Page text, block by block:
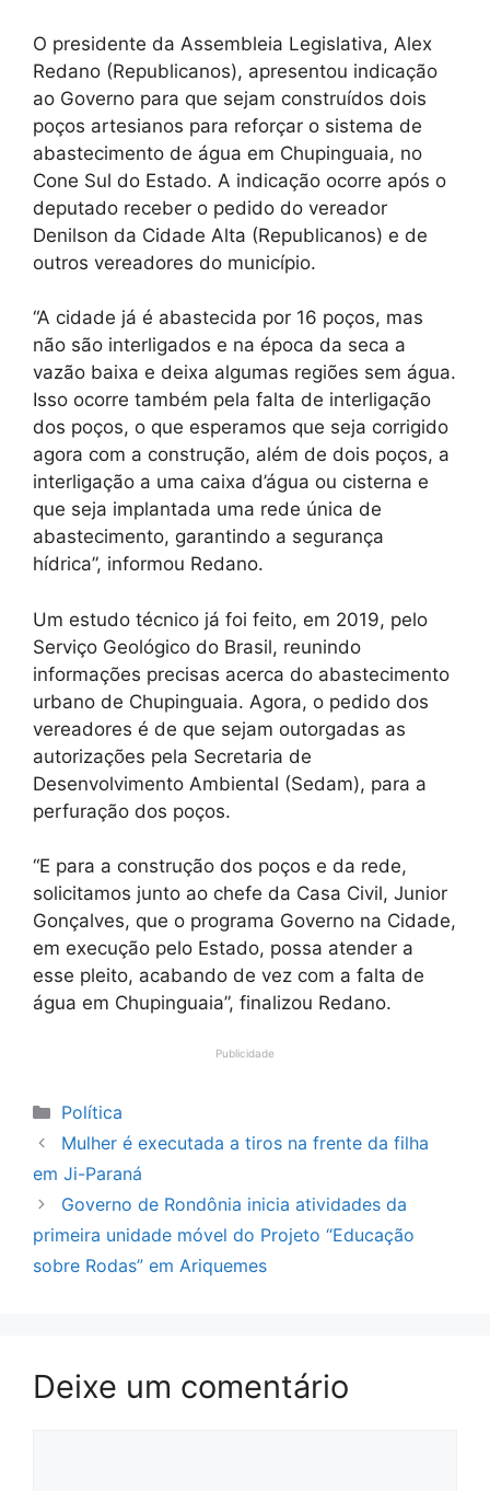
O presidente da Assembleia Legislativa, Alex
Redano (Republicanos), apresentou indicação
ao Governo para que sejam construídos dois
poços artesianos para reforçar o sistema de
abastecimento de água em Chupinguaia, no
Cone Sul do Estado. A indicação ocorre após o
deputado receber o pedido do vereador
Denilson da Cidade Alta (Republicanos) e de
outros vereadores do município.
“A cidade já é abastecida por 16 poços, mas
não são interligados e na época da seca a
vazão baixa e deixa algumas regiões sem água.
Isso ocorre também pela falta de interligação
dos poços, o que esperamos que seja corrigido
agora com a construção, além de dois poços, a
interligação a uma caixa d’água ou cisterna e
que seja implantada uma rede única de
abastecimento, garantindo a segurança
hídrica”, informou Redano.
Um estudo técnico já foi feito, em 2019, pelo
Serviço Geológico do Brasil, reunindo
informações precisas acerca do abastecimento
urbano de Chupinguaia. Agora, o pedido dos
vereadores é de que sejam outorgadas as
autorizações pela Secretaria de
Desenvolvimento Ambiental (Sedam), para a
perfuração dos poços.
“E para a construção dos poços e da rede,
solicitamos junto ao chefe da Casa Civil, Junior
Gonçalves, que o programa Governo na Cidade,
em execução pelo Estado, possa atender a
esse pleito, acabando de vez com a falta de
água em Chupinguaia”, finalizou Redano.
Publicidade
Categorias
Política
Mulher é executada a tiros na frente da filha
em Ji-Paraná
Governo de Rondônia inicia atividades da
primeira unidade móvel do Projeto “Educação
sobre Rodas” em Ariquemes
Deixe um comentário